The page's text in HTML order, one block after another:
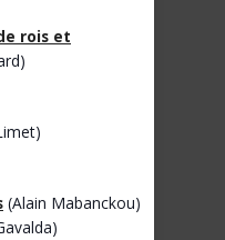
rois et
(Alain Mabanckou)